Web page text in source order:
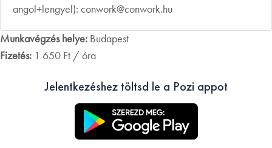
angol+lengyel): conwork@conwork.hu
Munkavégzés helye: Budapest
Fizetés: 1 650 Ft / óra
Jelentkezéshez töltsd le a Pozi appot